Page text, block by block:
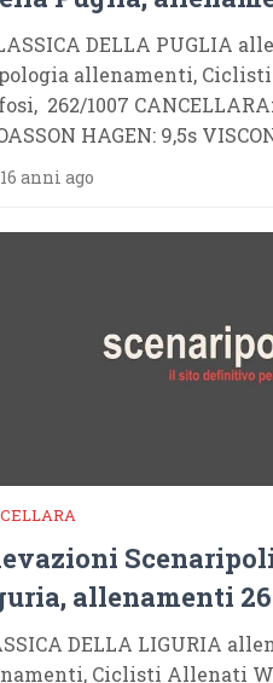
DELLA PUGLIA
allenamenti,
262/1007
HAGEN: 9,5s
anni ago
allenamenti
DELLA LIGURIA
Ciclisti Allenati